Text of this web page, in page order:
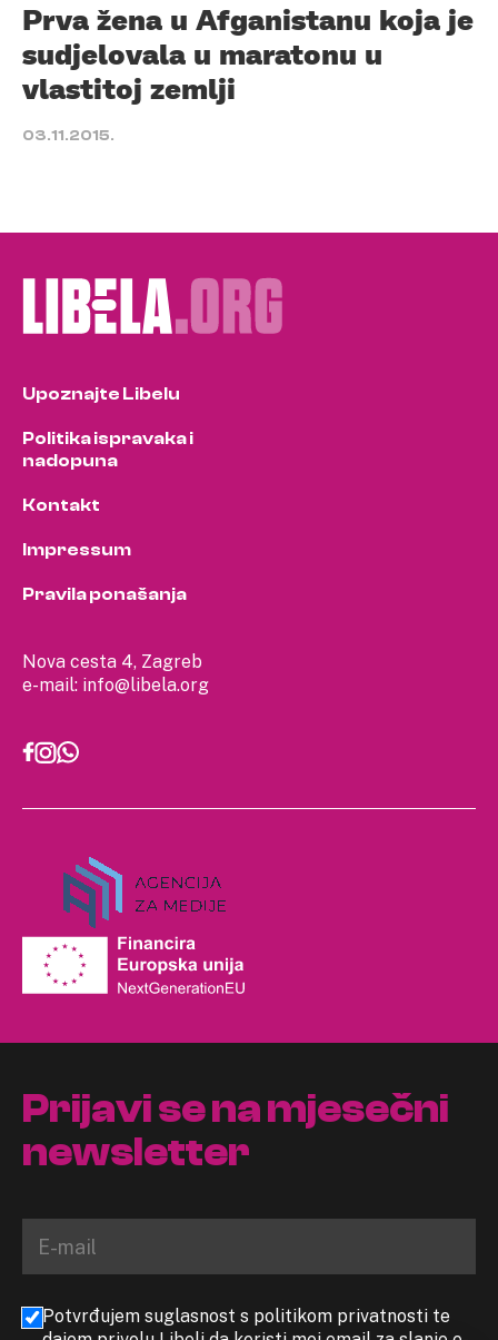
Prva žena u Afganistanu koja je
sudjelovala u maratonu u
vlastitoj zemlji
03.11.2015.
Nova cesta 4, Zagreb
e-mail: info@libela.org
Upoznajte Libelu
Politika ispravaka i
nadopuna
Kontakt
Impressum
Pravila ponašanja
Prijavi se na mjesečni
newsletter
Potvrđujem suglasnost s politikom privatnosti te